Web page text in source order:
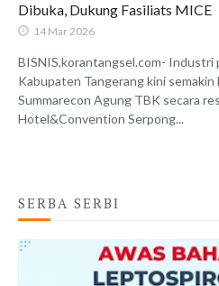
Dibuka, Dukung Fasiliats MICE
14 Mar 2026
BISNIS,korantangsel.com- Industri
Kabupaten Tangerang kini semakin
Summarecon Agung TBK secara
Hotel&Convention Serpong...
SERBA SERBI